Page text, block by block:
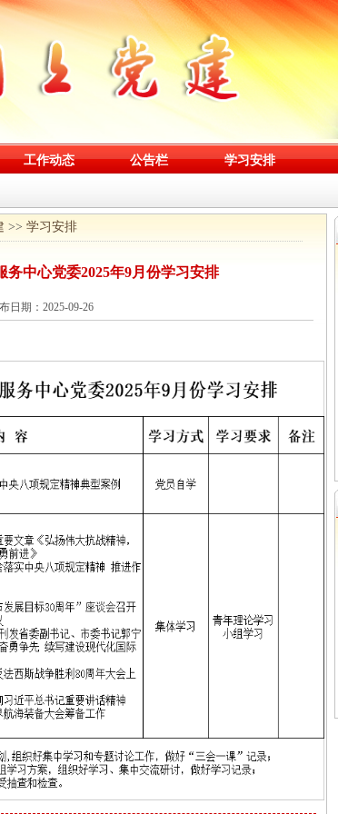
工作动态 公告栏 学习安排
>> 学习安排
务中心党委2025年9月份学习安排
日期：2025-09-26